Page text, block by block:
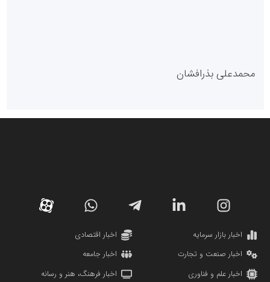
پایگاه خبری گفتمان یزد
دانشگاه سئوی ایران
محمدعلی بذرافشان
مریم حاج نوروز نظری
اخبار بازار سرمایه
اخبار اقتصادی
اخبار صنعت و تجارت
اخبار جامعه
اخبار علم و فناوری
اخبار فرهنگ، هنر و رسانه